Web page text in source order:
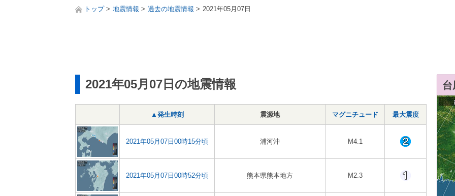
トップ 地震情報 過去の地震情報 2021年05月07日
2021年05月07日の地震情報
▲発生時刻 震源地 マグニチュード 最大震度
2021年05月07日00時15分頃 浦河沖 M4.1
2021年05月07日00時52分頃 熊本県熊本地方 M2.3